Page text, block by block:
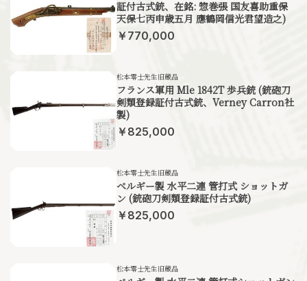
証付古式銃、在銘: 惣巻張 国友喜助重保
天保七丙申歳五月 應鶴岡信光君望造之)
￥770,000
フランス軍用 Mle 1842T 歩兵銃 (銃砲刀
剣類登録証付古式銃、Verney Carron社
製)
松本零士先生旧蔵品
￥825,000
ベルギー製 水平二連 管打式 ショットガ
ン (銃砲刀剣類登録証付古式銃)
松本零士先生旧蔵品
￥825,000
松本零士先生旧蔵品